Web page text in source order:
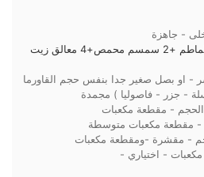
- جاهزة
+ 4 حبا طماطم +2 سمسم محمص+4 معالق زيت
- او بصل صغير جدا بنفس حجم القاورما
- جزر - فاصوليا ) مجمدة
- مقطعة مكعبات
- مقطعة مكعبات متوسطة
- مقشرة -ومقطعة مكعبات
- اختياري -